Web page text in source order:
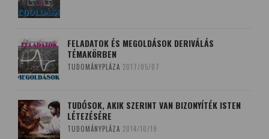
FELADATOK ÉS MEGOLDÁSOK DERIVÁLÁS
TÉMAKÖRBEN
TUDOMÁNYPLÁZA 2017/05/07
TUDÓSOK, AKIK SZERINT VAN BIZONYÍTÉK ISTEN
LÉTEZÉSÉRE
TUDOMÁNYPLÁZA 2014/10/19